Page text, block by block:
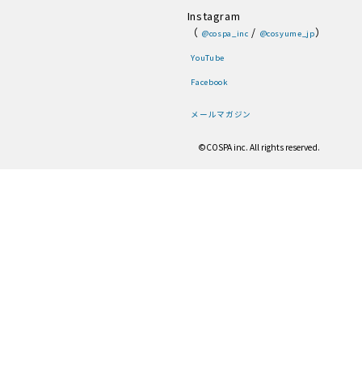
Instagram
（ @cospa_inc / @cosyume_jp）
YouTube
Facebook
メールマガジン
©COSPA inc. All rights reserved.